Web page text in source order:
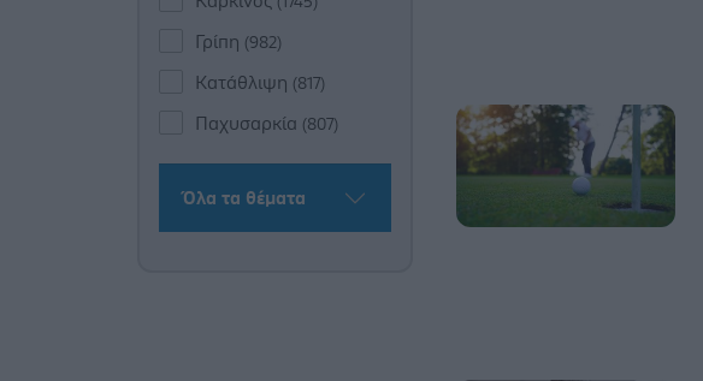
Γρίπη (982)
Κατάθλιψη (817)
Παχυσαρκία (807)
Όλα τα θέματα